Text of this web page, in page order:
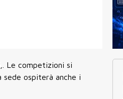
Le competizioni si
sede ospiterà anche i